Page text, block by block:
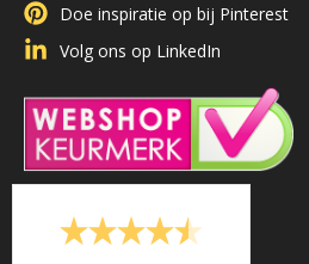
Doe inspiratie op bij Pinterest
Volg ons op LinkedIn